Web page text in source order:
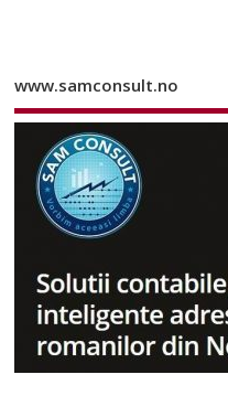
www.samconsult.no